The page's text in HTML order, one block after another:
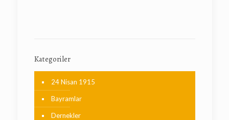
Kategoriler
24 Nisan 1915
Bayramlar
Dernekler